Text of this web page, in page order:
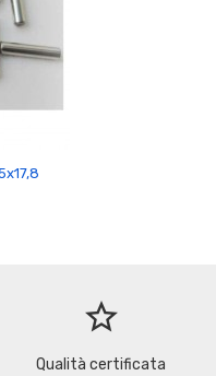
star_border
Qualità certificata